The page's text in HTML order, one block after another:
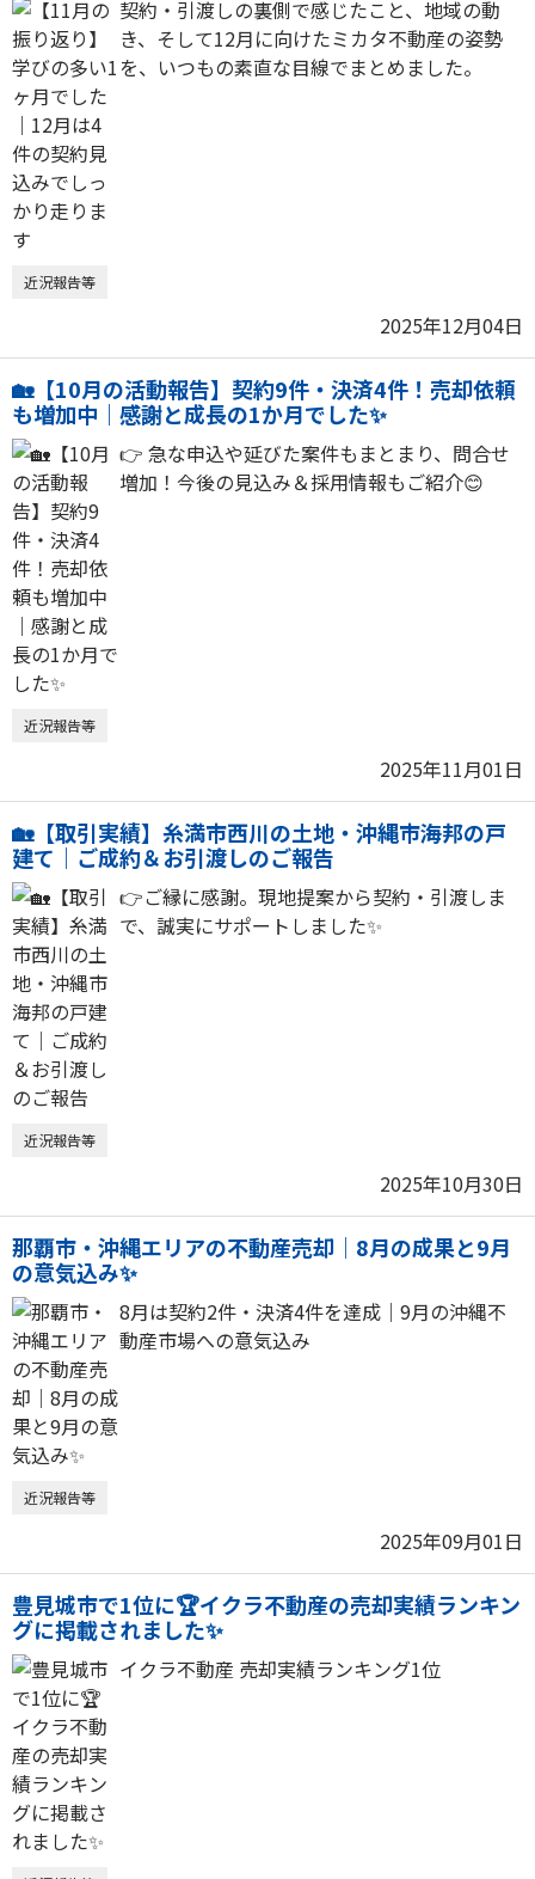
契約・引渡しの裏側で感じたこと、地域の動
き、そして12月に向けたミカタ不動産の姿勢
を、いつもの素直な目線でまとめました。
近況報告等
2025年12月04日
🏡【10月の活動報告】契約9件・決済4件！売却依頼
も増加中｜感謝と成長の1か月でした✨
👉 急な申込や延びた案件もまとまり、問合せ
増加！今後の見込み＆採用情報もご紹介😊
近況報告等
2025年11月01日
🏡【取引実績】糸満市西川の土地・沖縄市海邦の戸
建て｜ご成約＆お引渡しのご報告
👉ご縁に感謝。現地提案から契約・引渡しま
で、誠実にサポートしました✨
近況報告等
2025年10月30日
那覇市・沖縄エリアの不動産売却｜8月の成果と9月
の意気込み✨
8月は契約2件・決済4件を達成｜9月の沖縄不
動産市場への意気込み
近況報告等
2025年09月01日
豊見城市で1位に🏆イクラ不動産の売却実績ランキン
グに掲載されました✨
イクラ不動産 売却実績ランキング1位